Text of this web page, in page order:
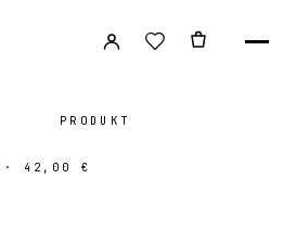
PRODUKT
· 42,00 €